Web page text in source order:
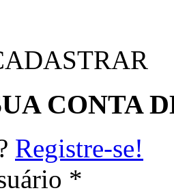
CONTA
Registre-se!
*